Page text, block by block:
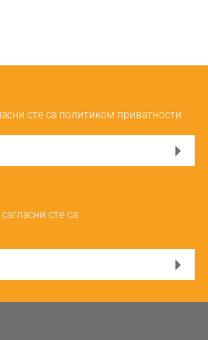
сте са политиком приватности
сте са